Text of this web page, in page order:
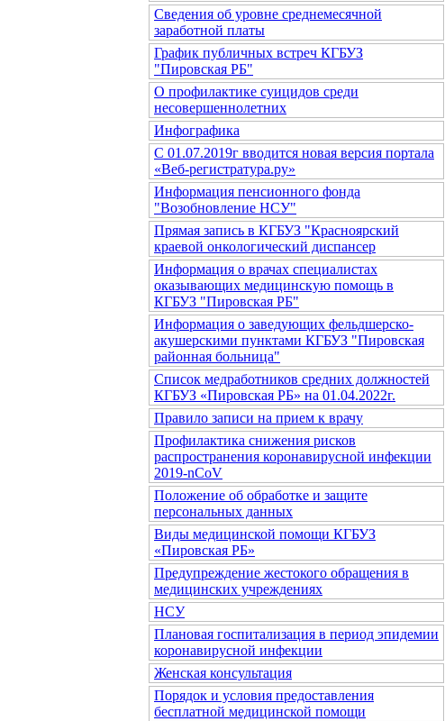
Сведения об уровне среднемесячной
заработной платы
График публичных встреч КГБУЗ
"Пировская РБ"
О профилактике суицидов среди
несовершеннолетних
Инфографика
С 01.07.2019г вводится новая версия портала
«Веб-регистратура.ру»
Информация пенсионного фонда
"Возобновление НСУ"
Прямая запись в КГБУЗ "Красноярский
краевой онкологический диспансер
Информация о врачах специалистах
оказывающих медицинскую помощь в
КГБУЗ "Пировская РБ"
Информация о заведующих фельдшерско-
акушерскими пунктами КГБУЗ "Пировская
районная больница"
Список медработников средних должностей
КГБУЗ «Пировская РБ» на 01.04.2022г.
Правило записи на прием к врачу
Профилактика снижения рисков
распространения коронавирусной инфекции
2019-nCoV
Положение об обработке и защите
персональных данных
Виды медицинской помощи КГБУЗ
«Пировская РБ»
Предупреждение жестокого обращения в
медицинских учреждениях
НСУ
Плановая госпитализация в период эпидемии
коронавирусной инфекции
Женская консультация
Порядок и условия предоставления
бесплатной медицинской помощи